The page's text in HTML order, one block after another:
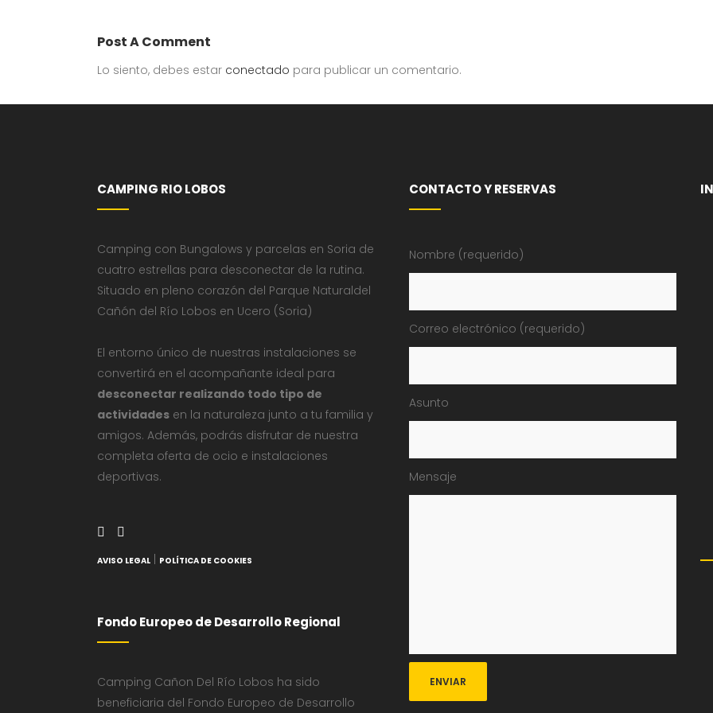
Post A Comment
Lo siento, debes estar conectado para publicar un comentario.
CAMPING RIO LOBOS
Camping con Bungalows y parcelas en Soria de
cuatro estrellas para desconectar de la rutina.
Situado en pleno corazón del Parque Naturaldel
Cañón del Río Lobos en Ucero (Soria)
El entorno único de nuestras instalaciones se
convertirá en el acompañante ideal para
desconectar realizando todo tipo de
actividades en la naturaleza junto a tu familia y
amigos. Además, podrás disfrutar de nuestra
completa oferta de ocio e instalaciones
deportivas.
AVISO LEGAL POLÍTICA DE COOKIES
Fondo Europeo de Desarrollo Regional
Camping Cañon Del Río Lobos ha sido
beneficiaria del Fondo Europeo de Desarrollo
CONTACTO Y RESERVAS
Nombre (requerido)
Correo electrónico (requerido)
Asunto
Mensaje